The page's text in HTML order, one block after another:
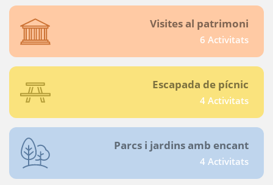
Visites al patrimoni
6 Activitats
Escapada de pícnic
4 Activitats
Parcs i jardins amb encant
4 Activitats